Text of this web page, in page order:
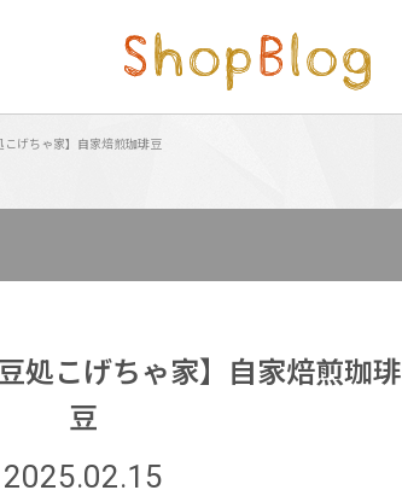
げちゃ家】自家焙煎珈琲豆
処こげちゃ家】自家焙煎珈琲
豆
2025.02.15